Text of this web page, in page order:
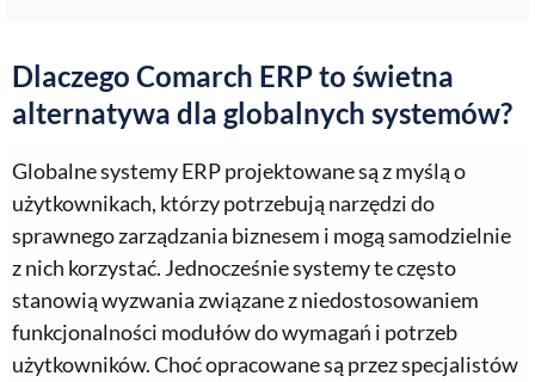
Dlaczego Comarch ERP to świetna
alternatywa dla globalnych systemów?
Globalne systemy ERP projektowane są z myślą o
użytkownikach, którzy potrzebują narzędzi do
sprawnego zarządzania biznesem i mogą samodzielnie
z nich korzystać. Jednocześnie systemy te często
stanowią wyzwania związane z niedostosowaniem
funkcjonalności modułów do wymagań i potrzeb
użytkowników. Choć opracowane są przez specjalistów